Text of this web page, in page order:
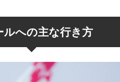
ルへの主な行き方